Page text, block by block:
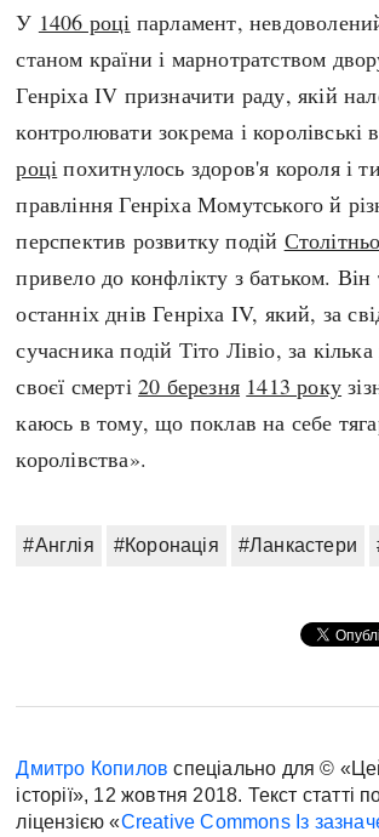
У 1406 році парламент,
станом країни і марнотратством
Генріха ІV призначити раду, якій
контролювати зокрема і королівські
році похитнулось здоров'я короля і
правління Генріха Момутського й
перспектив розвитку подій
привело до конфлікту з батьком. Він
останніх днів Генріха ІV, який, за
сучасника подій Тіто Лівіо, за
своєї смерті20 березня 1413 року
каюсь в тому, що поклав на себе
королівства».
#Англія #Коронація #Ланкастери
Дмитро Копилов спеціально для ©
історії», 12 жовтня 2018. Текст статті
ліцензією «Creative Commons Із